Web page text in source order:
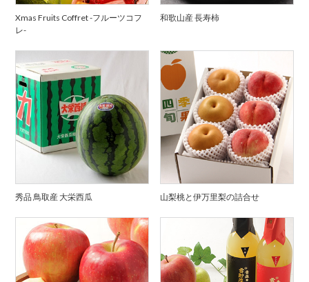
Xmas Fruits Coffret -フルーツコフ
レ-
和歌山産 長寿柿
秀品 鳥取産 大栄西瓜 山梨桃と伊万里梨の詰合せ